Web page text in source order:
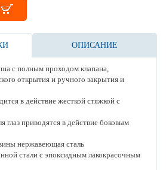
ОПИСАНИЕ
с полным проходом клапана,
открытия и ручного закрытия и
в действие жесткой стяжкой с
приводятся в действие боковым
нержавеющая сталь
стали с эпоксидным лакокрасочным